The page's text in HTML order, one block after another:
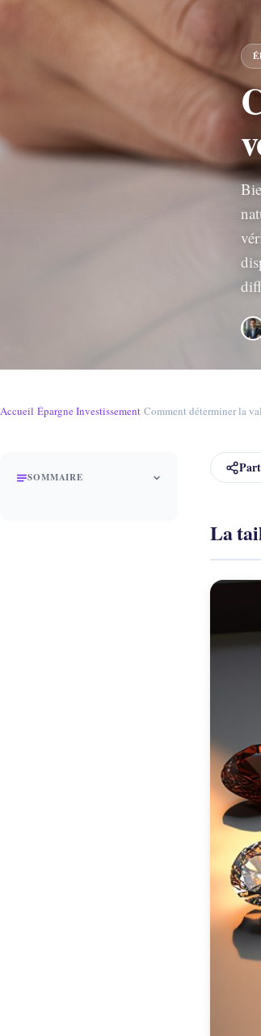
Accueil›Épargne Investissement›Comment déterminer la
SOMMAIRE
La